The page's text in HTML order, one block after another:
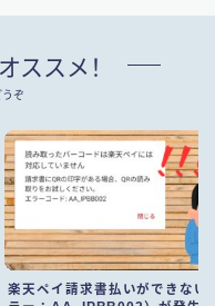
ススメ！
ぞ
楽天ペイ請求書払いができない